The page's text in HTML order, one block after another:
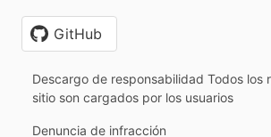
GitHub
Descargo de responsabilidad Todos los
sitio son cargados por los usuarios
Denuncia de infracción